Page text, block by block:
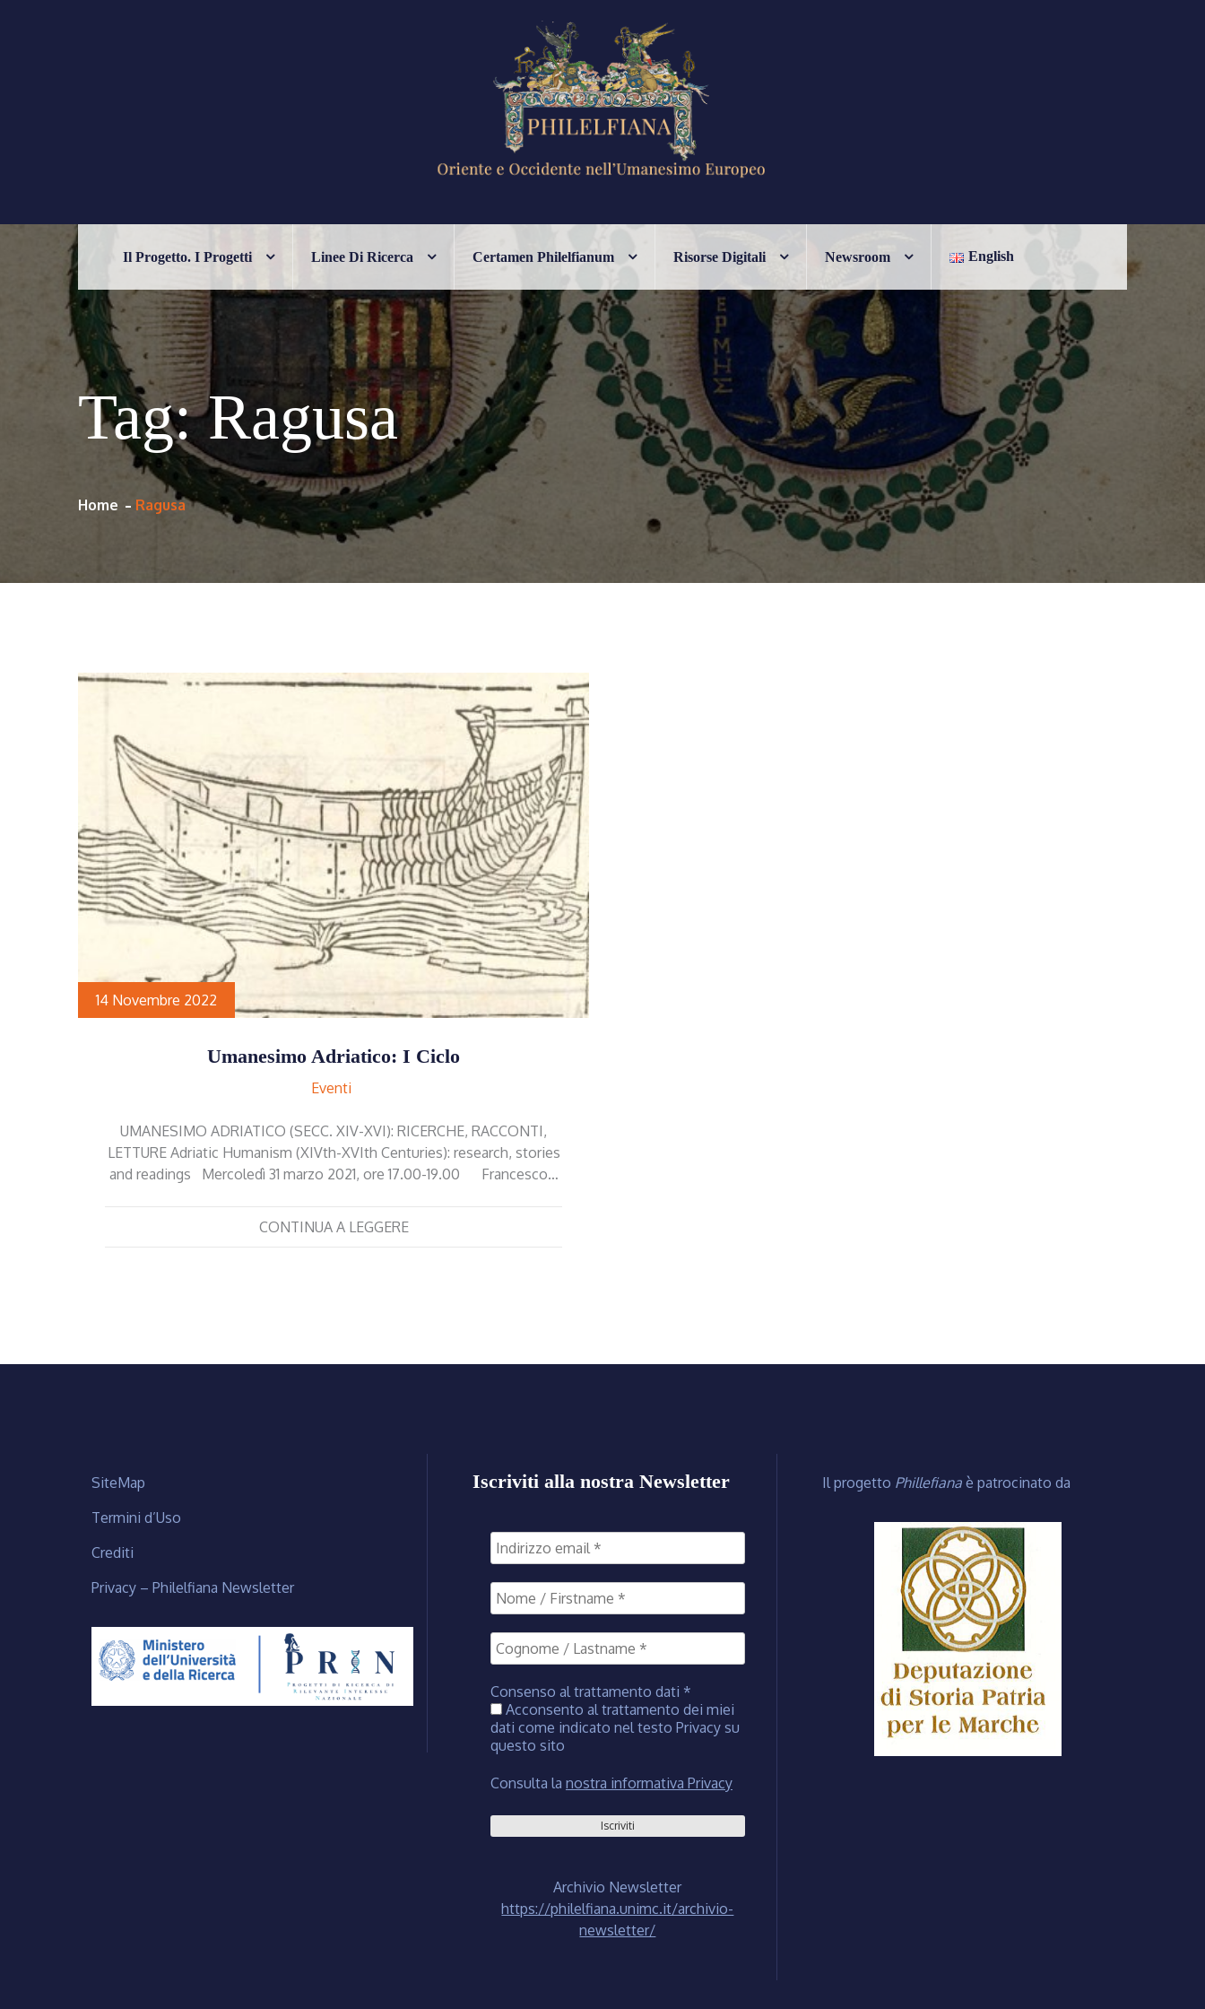
Il Progetto. I Progetti Linee Di Ricerca Certamen Philelfianum Risorse Digitali Newsroom English
Tag:Ragusa
Home Ragusa
14 Novembre 2022
Umanesimo Adriatico: I Ciclo
Eventi
UMANESIMO ADRIATICO (SECC. XIV-XVI): RICERCHE, RACCONTI,
LETTURE Adriatic Humanism (XIVth-XVIth Centuries): research, stories
and readings Mercoledì 31 marzo 2021, ore 17.00-19.00 Francesco…
CONTINUA A LEGGERE
SiteMap
Termini d’Uso
Crediti
Privacy – Philelfiana Newsletter
Iscriviti alla nostra Newsletter
Consenso al trattamento dati *
Acconsento al trattamento dei miei
dati come indicato nel testo Privacy su
questo sito
Consulta la nostra informativa Privacy
Archivio Newsletter
https://philelfiana.unimc.it/archivio-
newsletter/
Il progetto Phillefiana è patrocinato da